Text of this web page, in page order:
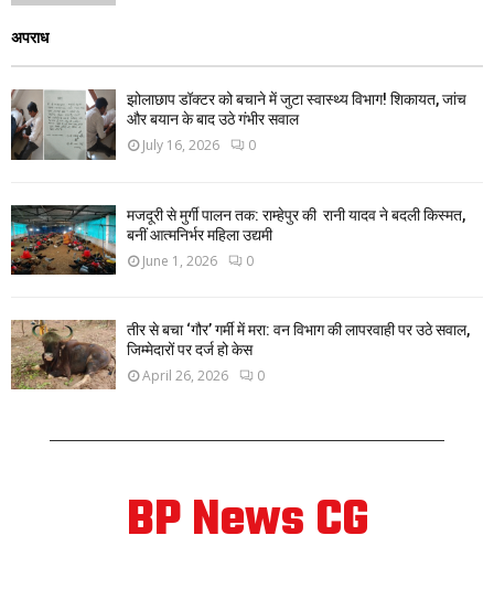
अपराध
झोलाछाप डॉक्टर को बचाने में जुटा स्वास्थ्य विभाग! शिकायत, जांच
और बयान के बाद उठे गंभीर सवाल
July 16, 2026 0
मजदूरी से मुर्गी पालन तक: राम्हेपुर की रानी यादव ने बदली किस्मत,
बनीं आत्मनिर्भर महिला उद्यमी
June 1, 2026 0
तीर से बचा ‘गौर’ गर्मी में मरा: वन विभाग की लापरवाही पर उठे सवाल,
जिम्मेदारों पर दर्ज हो केस
April 26, 2026 0
BP News CG